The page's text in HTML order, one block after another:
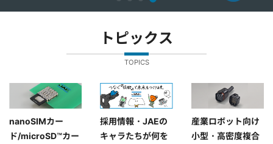
トピックス
TOPICS
nanoSIMカー
ド/microSD™カー
採用情報・JAEの
キャラたちが何を
産業ロボット向け
小型・高密度複合